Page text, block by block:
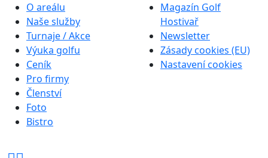
O areálu
Naše služby
Turnaje / Akce
Výuka golfu
Ceník
Pro firmy
Členství
Foto
Bistro
Magazín Golf
Hostivař
Newsletter
Zásady cookies (EU)
Nastavení cookies